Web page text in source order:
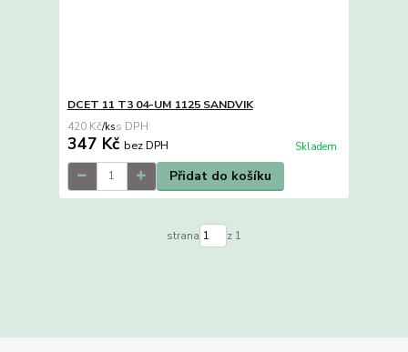
DCET 11 T3 04-UM 1125 SANDVIK
420 Kč/ks
347 Kč bez DPH Skladem
Přidat do košíku
strana z 1